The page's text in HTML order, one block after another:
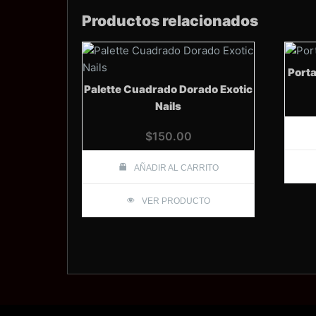
Productos relacionados
Palette Cuadrado Dorado Exotic
Nails
$150.00
AÑADIR AL CARRITO
VER PRODUCTO